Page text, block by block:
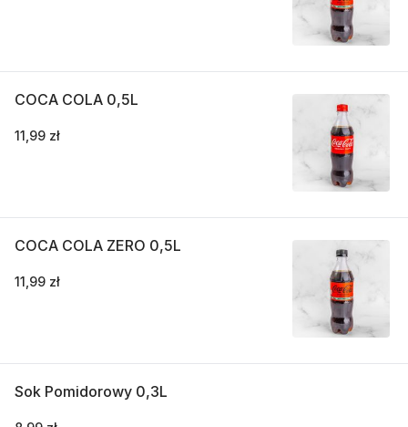
COCA COLA 0,5L
11,99 zł
COCA COLA ZERO 0,5L
11,99 zł
Sok Pomidorowy 0,3L